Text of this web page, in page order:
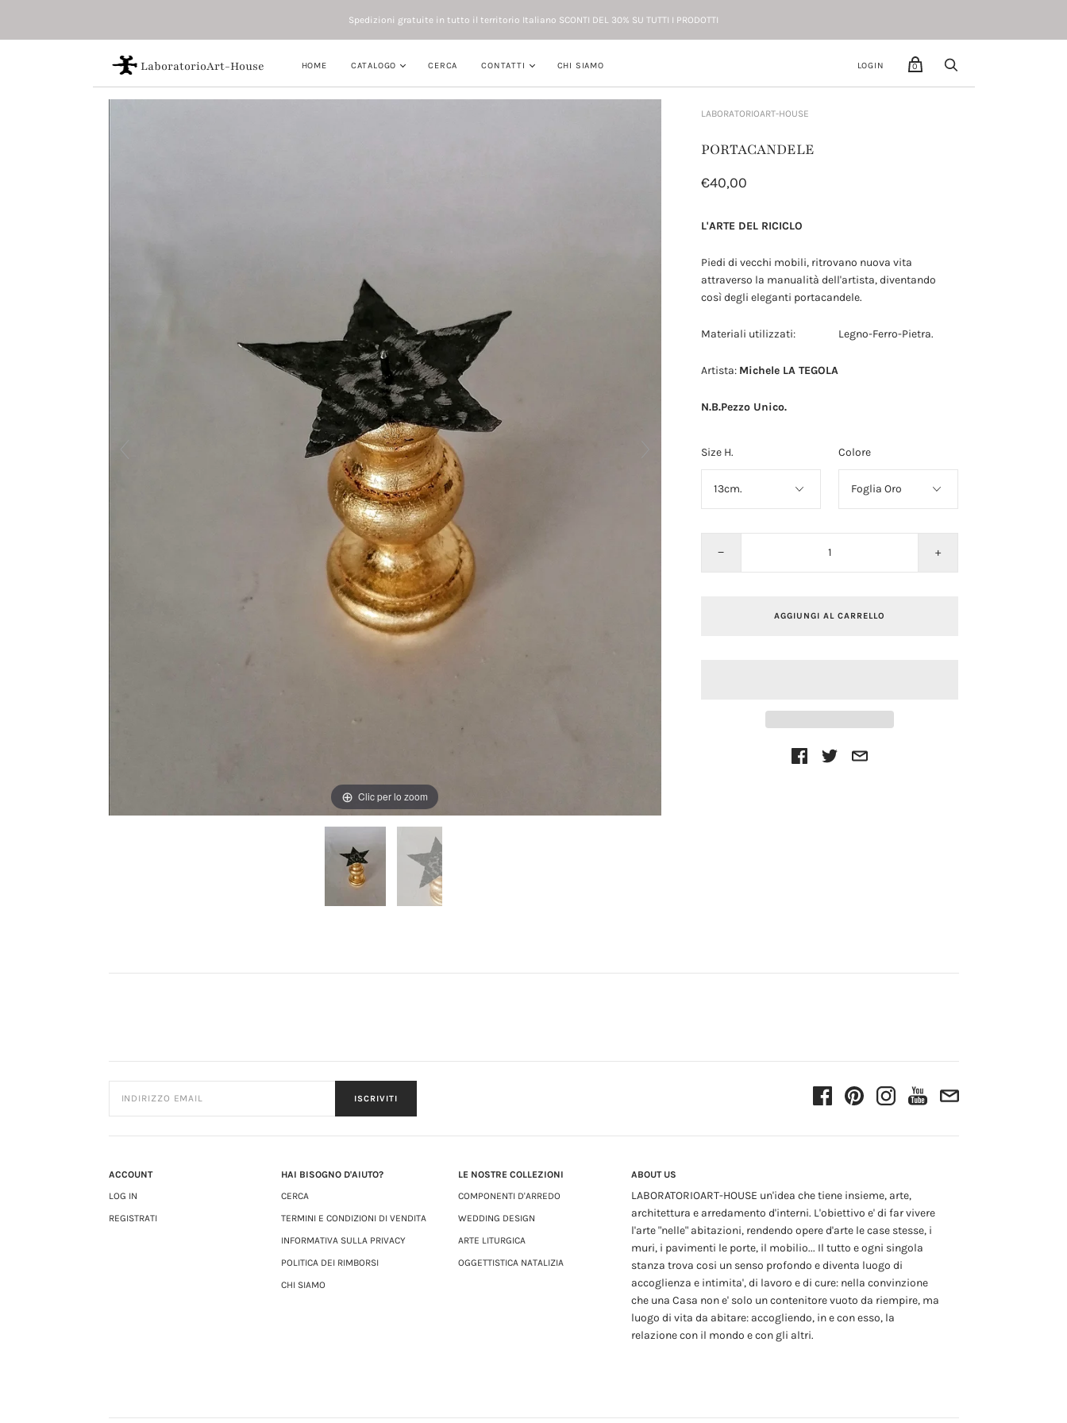
Spedizioni gratuite in tutto il territorio Italiano SCONTI DEL 30% SU TUTTI I PRODOTTI
LaboratorioArt-House HOME CATALOGO CERCA CONTATTI CHI SIAMO LOGIN 0
Clic per lo zoom
LABORATORIOART-HOUSE
PORTACANDELE
€40,00
L'ARTE DEL RICICLO
Piedi di vecchi mobili, ritrovano nuova vita
attraverso la manualità dell'artista, diventando
così degli eleganti portacandele.
Materiali utilizzati: Legno-Ferro-Pietra.
Artista: Michele LA TEGOLA
N.B.Pezzo Unico.
Size H. Colore
− +
AGGIUNGI AL CARRELLO
ISCRIVITI
ACCOUNT
LOG IN
REGISTRATI
HAI BISOGNO D'AIUTO?
CERCA
TERMINI E CONDIZIONI DI VENDITA
INFORMATIVA SULLA PRIVACY
POLITICA DEI RIMBORSI
CHI SIAMO
LE NOSTRE COLLEZIONI
COMPONENTI D'ARREDO
WEDDING DESIGN
ARTE LITURGICA
OGGETTISTICA NATALIZIA
ABOUT US
LABORATORIOART-HOUSE un'idea che tiene insieme, arte,
architettura e arredamento d'interni. L'obiettivo e' di far vivere
l'arte "nelle" abitazioni, rendendo opere d'arte le case stesse, i
muri, i pavimenti le porte, il mobilio... Il tutto e ogni singola
stanza trova cosi un senso profondo e diventa luogo di
accoglienza e intimita', di lavoro e di cure: nella convinzione
che una Casa non e' solo un contenitore vuoto da riempire, ma
luogo di vita da abitare: accogliendo, in e con esso, la
relazione con il mondo e con gli altri.